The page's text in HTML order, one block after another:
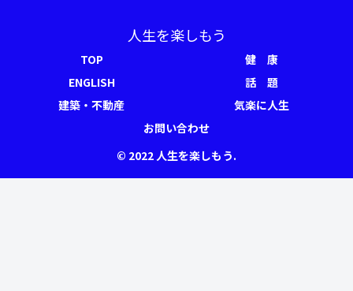
人生を楽しもう
TOP
健 康
ENGLISH
話 題
建築・不動産
気楽に人生
お問い合わせ
© 2022 人生を楽しもう.